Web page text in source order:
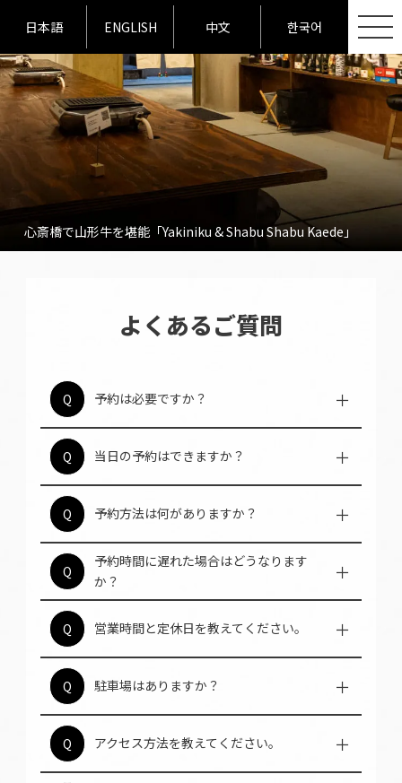
日本語 ENGLISH 中文 한국어
心斎橋で山形牛を堪能「Yakiniku & Shabu Shabu Kaede」
よくあるご質問
Q
予約は必要ですか？
A
豚肉を確実に楽しむため、事前予約をお勧め
します。食べログネット予約でVポイントも貯
まります。Google経由で予約可能です。
Q
当日の予約はできますか？
A
可能です。コース料理も当日予約OKで、急な
Q
予約方法は何がありますか？
A
電話やWEBで承ります。公式サイトや食べロ
SNSでも最新情報を配信しております。
Q
予約時間に遅れた場合はどうなります
か？
A
30分以上の遅刻は無断キャンセル扱いとなる
場合があります。遅れる際は事前にご連絡を
Q
営業時間と定休日を教えてください。
A
不定休です。深夜までA5ランク和牛を堪能で
き、二次会利用にも最適です。
※変更の可能性あり
Q
駐車場はありますか？
A
専用駐車場はありません。近隣のコインパー
Q
アクセス方法を教えてください。
A
ホテル日航大阪の裏ビル、『エースビル地下1
階』。アメ村や道頓堀からも近く、観光やお